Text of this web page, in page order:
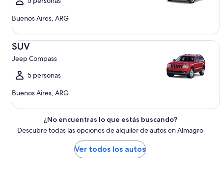
Buenos Aires, ARG
SUV
Jeep Compass
5 personas
Buenos Aires, ARG
SUV Jeep Compass
¿No encuentras lo que estás buscando?
Descubre todas las opciones de alquiler de autos en Almagro
Ver todos los autos